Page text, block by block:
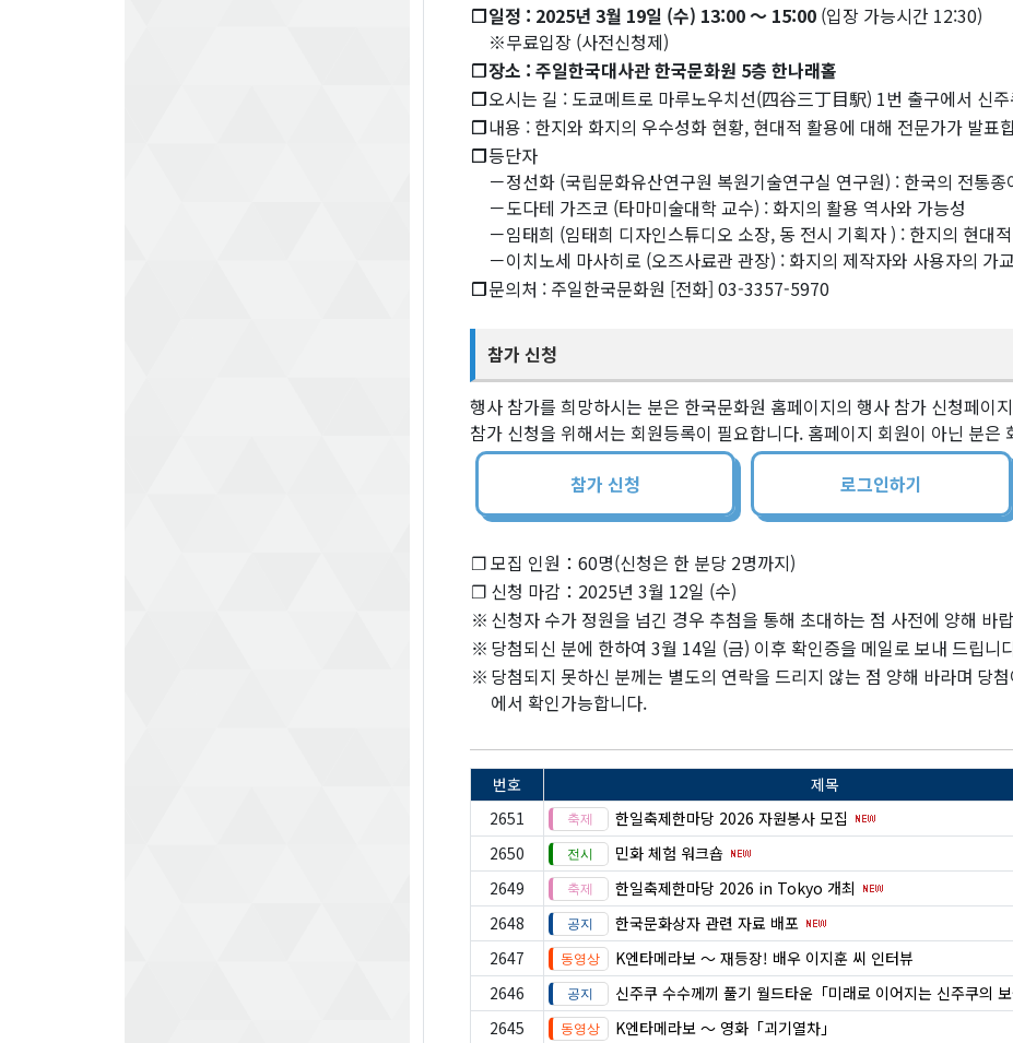
❐일정 : 2025년 3월 19일 (수) 13:00 〜 15:00 (입장 가능시간 12:30)
※무료입장 (사전신청제)
❐장소 : 주일한국대사관 한국문화원 5층 한나래홀
❐오시는 길 : 도쿄메트로 마루노우치선(四谷三丁目駅) 1번 출구에서 신
❐내용 : 한지와 화지의 우수성화 현황, 현대적 활용에 대해 전문가가 발표
❐등단자
－정선화 (국립문화유산연구원 복원기술연구실 연구원) : 한국의 전통종
－도다테 가즈코 (타마미술대학 교수) : 화지의 활용 역사와 가능성
－임태희 (임태희 디자인스튜디오 소장, 동 전시 기획자 ) : 한지의 현대
－이치노세 마사히로 (오즈사료관 관장) : 화지의 제작자와 사용자의 가교
❐문의처 : 주일한국문화원 [전화] 03-3357-5970
참가 신청
행사 참가를 희망하시는 분은 한국문화원 홈페이지의 행사 참가 신청페이
참가 신청을 위해서는 회원등록이 필요합니다. 홈페이지 회원이 아닌 분은
참가 신청
로그인하기
❐모집 인원：60명(신청은 한 분당 2명까지)
❐ 신청 마감：2025년 3월 12일 (수)
※ 신청자 수가 정원을 넘긴 경우 추첨을 통해 초대하는 점 사전에 양해 바
※ 당첨되신 분에 한하여 3월 14일 (금) 이후 확인증을 메일로 보내 드립니
※ 당첨되지 못하신 분께는 별도의 연락을 드리지 않는 점 양해 바라며 당
에서 확인가능합니다.
번호 제목
2651
한일축제한마당 2026 자원봉사 모집
2650
민화 체험 워크숍
2649
한일축제한마당 2026 in Tokyo 개최
2648
한국문화상자 관련 자료 배포
2647
K엔타메라보 ～ 재등장! 배우 이지훈 씨 인터뷰
2646
신주쿠 수수께끼 풀기 월드타운「미래로 이어지는 신주쿠의 보
2645
K엔타메라보 ～ 영화「괴기열차」